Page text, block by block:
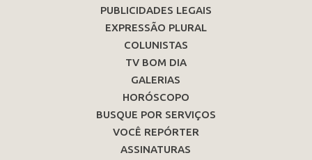
PUBLICIDADES LEGAIS
EXPRESSÃO PLURAL
COLUNISTAS
TV BOM DIA
GALERIAS
HORÓSCOPO
BUSQUE POR SERVIÇOS
VOCÊ REPÓRTER
ASSINATURAS